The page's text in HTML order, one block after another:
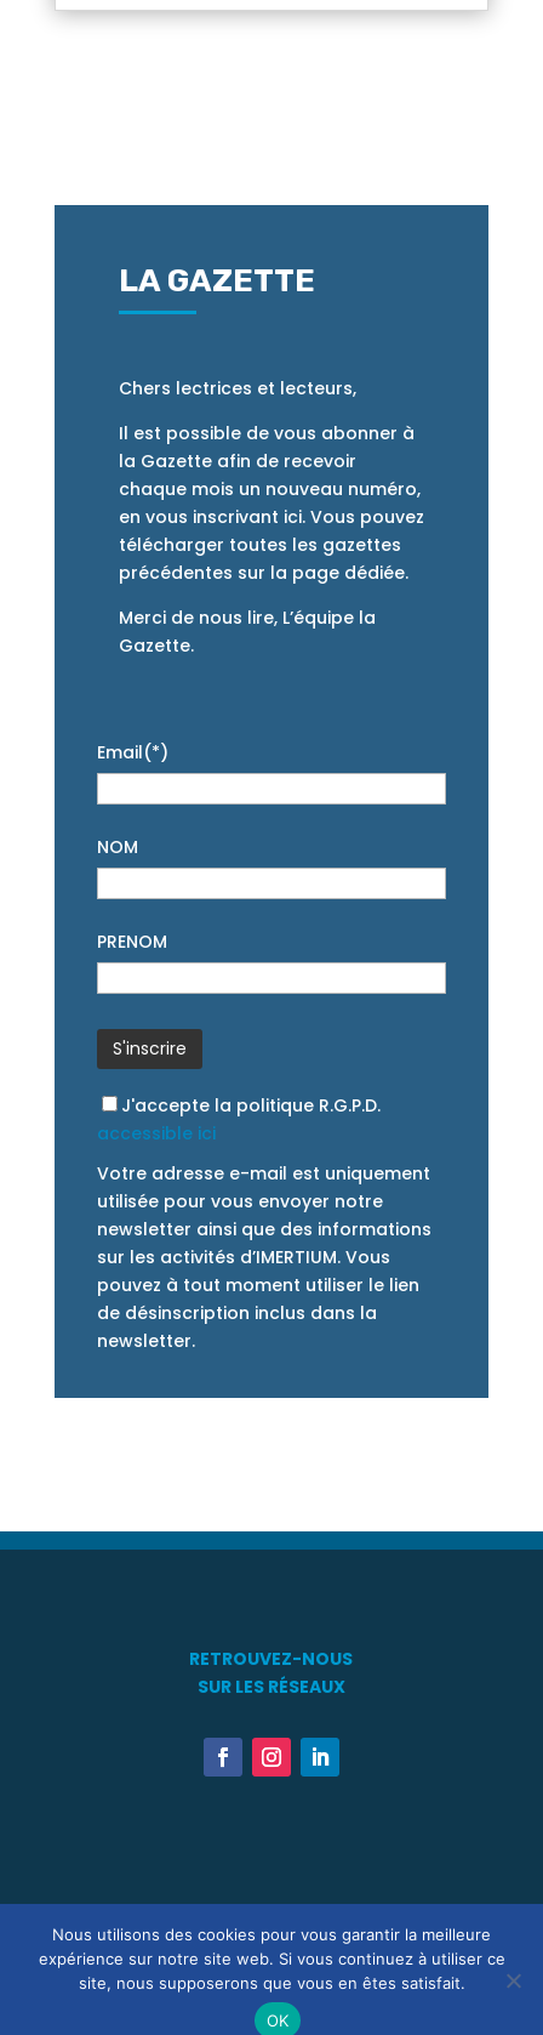
LA GAZETTE
Chers lectrices et lecteurs,
Il est possible de vous abonner à
la Gazette afin de recevoir
chaque mois un nouveau numéro,
en vous inscrivant ici. Vous pouvez
télécharger toutes les gazettes
précédentes sur la page dédiée.
Merci de nous lire, L’équipe la
Gazette.
Email(*)
NOM
PRENOM
J'accepte la politique R.G.P.D.
accessible ici
Votre adresse e-mail est uniquement
utilisée pour vous envoyer notre
newsletter ainsi que des informations
sur les activités d’IMERTIUM. Vous
pouvez à tout moment utiliser le lien
de désinscription inclus dans la
newsletter.
RETROUVEZ-NOUS
SUR LES RÉSEAUX
Touts Droits Réservés ® 2021 – 2026 – Association Patrimoine
Maritime en Méditérranée –Mentions Légales–R.G.P.D.–Statuts
– Site développé parGDA Consulting SAS&LES NOUVEAUX
CRÉATEURS®
Nous utilisons des cookies pour vous garantir la meilleure
expérience sur notre site web. Si vous continuez à utiliser ce
site, nous supposerons que vous en êtes satisfait.
OK